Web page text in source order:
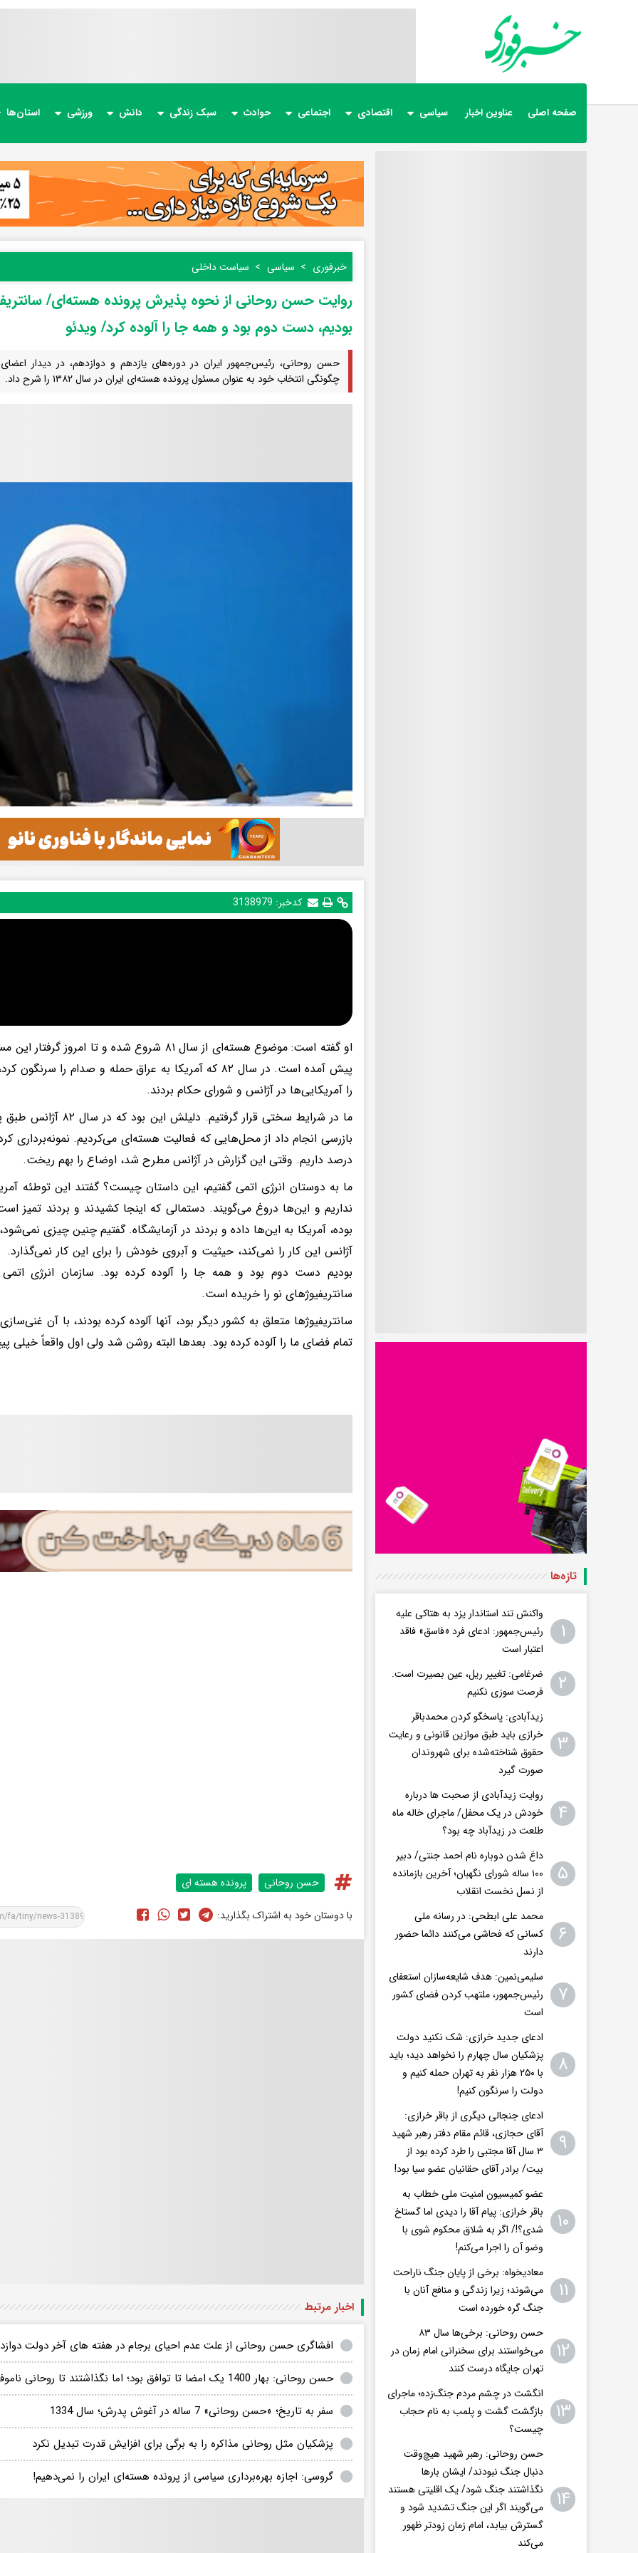
صفحه اصلی عناوین اخبار سیاسی اقتصادی اجتماعی حوادث سبک زندگی دانش ورزشی استان‌ها
خبرفوری سیاسی سیاست داخلی
روایت حسن روحانی از نحوه پذیرش پرونده هسته‌ای/
بودیم، دست دوم بود و همه جا را آلوده کرد/ ویدئو
حسن روحانی، رئیس‌جمهور ایران در دوره‌های یازدهم و دوازدهم، در دیدار اعضای
چگونگی انتخاب خود به عنوان مسئول پرونده هسته‌ای ایران در سال ۱۳۸۲ را شرح داد.
کدخبر: 3138979
او گفته است: موضوع هسته‌ای از سال ۸۱ شروع شده و
پیش آمده است. در سال ۸۲ که آمریکا به عراق حمله و صدام را
را آمریکایی‌ها در آژانس و شورای حکام بردند.
ما در شرایط سختی قرار
درصد داریم. وقتی این گزارش در آژانس مطرح شد، اوضاع را بهم ریخت.
ما به دوستان انرژی اتمی گفتیم، این داستان چیست؟ گفتند این توطئه
نداریم و این‌ها دروغ می‌گویند. دستمالی که اینجا کشیدند و بردند تمیز
بوده، آمریکا به این‌ها داده و بردند در آزمایشگاه. گفتیم چنین چیزی
آژانس این کار را نمی‌کند، حیثیت و آبروی خودش را برای این کار نمی‌گذارد.
بودیم دست دوم بود و همه جا را آلوده کرده بود. سازمان انرژی
سانتریفیوژ‌های نو را خریده است.
تمام فضای ما را آلوده کرده بود. بعد‌ها البته روشن شد ولی اول واقعاً خیلی
حسن روحانی پرونده هسته ای
با دوستان خود به اشتراک بگذارید:
اخبار مرتبط
افشاگری حسن روحانی از علت عدم احیای برجام در هفته های آخر دولت
حسن روحانی: بهار 1400 یک امضا تا توافق بود؛ اما نگذاشتند تا روحانی ناموفق باشد/ نباید مردم را آزار داد
سفر به تاریخ؛ «حسن روحانی» 7 ساله در آغوش پدرش؛ سال 1334
پزشکیان مثل روحانی مذاکره را به برگی برای افزایش قدرت تبدیل نکرد
گروسی: اجازه بهره‌برداری سیاسی از پرونده هسته‌ای ایران را نمی‌دهیم!
تازه‌ها
۱
واکنش تند استاندار یزد به هتاکی علیه
رئیس‌جمهور: ادعای فرد «فاسق» فاقد
اعتبار است
۲
ضرغامی: تغییر ریل، عین بصیرت است.
فرصت سوزی نکنیم
۳
زیدآبادی: پاسخگو کردن محمدباقر
خرازی باید طبق موازین قانونی و رعایت
حقوق شناخته‌شده برای شهروندان
صورت گیرد
۴
روایت زیدآبادی از صحبت ها درباره
خودش در یک محفل/ ماجرای خاله ماه
طلعت در زیدآباد چه بود؟
۵
داغ شدن دوباره نام احمد جنتی/ دبیر
۱۰۰ ساله شورای نگهبان؛ آخرین بازمانده
از نسل نخست انقلاب
۶
محمد علی ابطحی: در رسانه ملی
کسانی که فحاشی می‌کنند دائما حضور
دارند
۷
سلیمی‌نمین: هدف شایعه‌سازان استعفای
رئیس‌جمهور، ملتهب کردن فضای کشور
است
۸
ادعای جدید خرازی: شک نکنید دولت
پزشکیان سال چهارم را نخواهد دید؛ باید
با ۲۵۰ هزار نفر به تهران حمله کنیم و
دولت را سرنگون کنیم!
۹
ادعای جنجالی دیگری از باقر خرازی:
آقای حجازی، قائم مقام دفتر رهبر شهید
۳ سال آقا مجتبی را طرد کرده بود از
بیت/ برادر آقای حقانیان عضو سیا بود!
۱۰
عضو کمیسیون امنیت ملی خطاب به
باقر خرازی: پیام آقا را دیدی اما گستاخ
شدی؟!/ اگر به شلاق محکوم شوی با
وضو آن را اجرا می‌کنم!
۱۱
معادیخواه: برخی از پایان جنگ ناراحت
می‌شوند؛ زیرا زندگی و منافع آنان با
جنگ گره خورده است
۱۲
حسن روحانی: برخی‌ها سال ۸۳
می‌خواستند برای سخنرانی امام زمان در
تهران جایگاه درست کنند
۱۳
انگشت در چشم مردم جنگ‌زده؛ ماجرای
بازگشت گشت و پلمب به نام حجاب
چیست؟
۱۴
حسن روحانی: رهبر شهید هیچ‌وقت
دنبال جنگ نبودند/ ایشان بارها
نگذاشتند جنگ شود/ یک اقلیتی هستند
می‌گویند اگر این جنگ تشدید شود و
گسترش بیابد، امام زمان زودتر ظهور
می‌کند